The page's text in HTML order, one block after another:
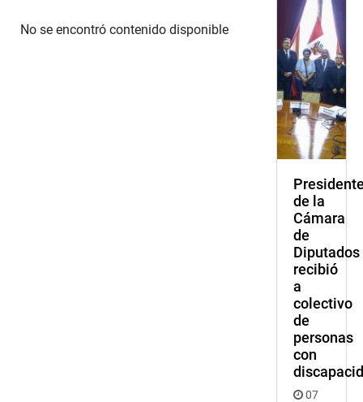
No se encontró contenido disponible
de la
Cámara
de
Diputados
recibió
a
colectivo
de
personas
con
07